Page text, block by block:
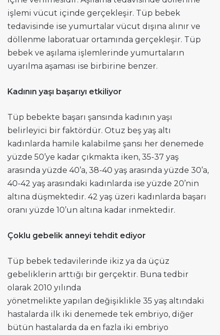
işlemi vücut içinde gerçekleşir. Tüp bebek
tedavisinde ise yumurtalar vücut dışına alınır ve
döllenme laboratuar ortamında gerçekleşir. Tüp
bebek ve aşılama işlemlerinde yumurtaların
uyarılma aşaması ise birbirine benzer.
Kadının yaşı başarıyı etkiliyor
Tüp bebekte başarı şansında kadının yaşı
belirleyici bir faktördür. Otuz beş yaş altı
kadınlarda hamile kalabilme şansı her denemede
yüzde 50’ye kadar çıkmakta iken, 35-37 yaş
arasında yüzde 40’a, 38-40 yaş arasında yüzde 30’a,
40-42 yaş arasındaki kadınlarda ise yüzde 20’nin
altına düşmektedir. 42 yaş üzeri kadınlarda başarı
oranı yüzde 10’un altına kadar inmektedir.
Çoklu gebelik anneyi tehdit ediyor
Tüp bebek tedavilerinde ikiz ya da üçüz
gebeliklerin arttığı bir gerçektir. Buna tedbir
olarak 2010 yılında
yönetmelikte yapılan değişiklikle 35 yaş altındaki
hastalarda ilk iki denemede tek embriyo, diğer
bütün hastalarda da en fazla iki embriyo